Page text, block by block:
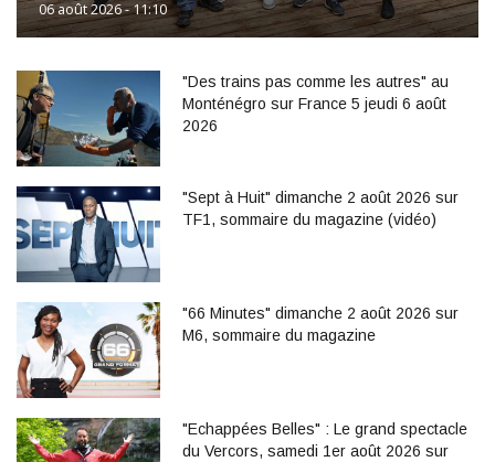
06 août 2026 - 11:10
"Des trains pas comme les autres" au
Monténégro sur France 5 jeudi 6 août
2026
"Sept à Huit" dimanche 2 août 2026 sur
TF1, sommaire du magazine (vidéo)
"66 Minutes" dimanche 2 août 2026 sur
M6, sommaire du magazine
"Echappées Belles" : Le grand spectacle
du Vercors, samedi 1er août 2026 sur